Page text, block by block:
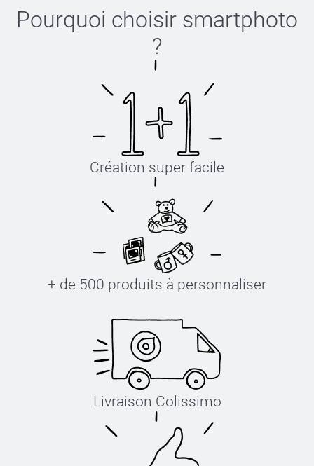
Pourquoi choisir smartphoto
?
Création super facile
+ de 500 produits à personnaliser
Livraison Colissimo